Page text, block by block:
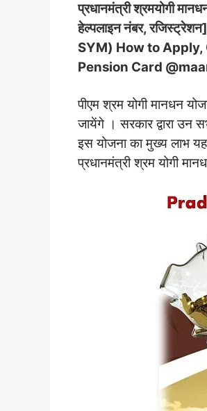
प्रधानमंत्री श्रमयोगी
हेल्पलाइन नंबर,
SYM) How to
Pension Card
पीएम श्रम योगी मानधन
जायेंगे । सरकार द्वारा उन
इस योजना का मुख्य लाभ
प्रधानमंत्री श्रम योगी